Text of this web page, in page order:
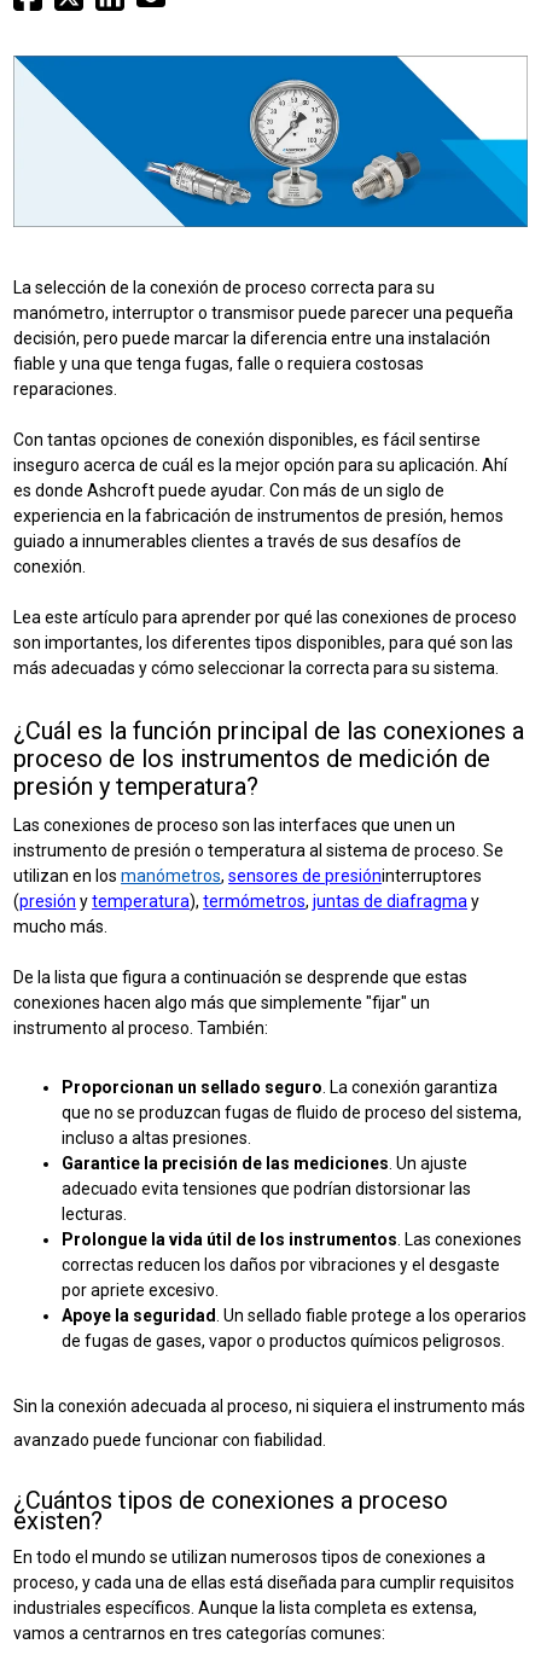
Solicitar presupuesto
La selección de la conexión de proceso correcta para su
manómetro, interruptor o transmisor puede parecer una pequeña
decisión, pero puede marcar la diferencia entre una instalación
fiable y una que tenga fugas, falle o requiera costosas
reparaciones.
Con tantas opciones de conexión disponibles, es fácil sentirse
inseguro acerca de cuál es la mejor opción para su aplicación. Ahí
es donde Ashcroft puede ayudar. Con más de un siglo de
experiencia en la fabricación de instrumentos de presión, hemos
guiado a innumerables clientes a través de sus desafíos de
conexión.
Lea este artículo para aprender por qué las conexiones de proceso
son importantes, los diferentes tipos disponibles, para qué son las
más adecuadas y cómo seleccionar la correcta para su sistema.
¿Cuál es la función principal de las conexiones a
proceso de los instrumentos de medición de
presión y temperatura?
Las conexiones de proceso son las interfaces que unen un
instrumento de presión o temperatura al sistema de proceso. Se
utilizan en losmanómetros,sensores de presióninterruptores
(presión ytemperatura),termómetros,juntas de diafragma y
mucho más.
De la lista que figura a continuación se desprende que estas
conexiones hacen algo más que simplemente "fijar" un
instrumento al proceso. También:
Proporcionan un sellado seguro . La conexión garantiza
que no se produzcan fugas de fluido de proceso del sistema,
incluso a altas presiones.
Garantice la precisión de las mediciones . Un ajuste
adecuado evita tensiones que podrían distorsionar las
lecturas.
Prolongue la vida útil de los instrumentos . Las conexiones
correctas reducen los daños por vibraciones y el desgaste
por apriete excesivo.
Apoye la seguridad . Un sellado fiable protege a los operarios
de fugas de gases, vapor o productos químicos peligrosos.
Sin la conexión adecuada al proceso, ni siquiera el instrumento más
avanzado puede funcionar con fiabilidad.
¿Cuántos tipos de conexiones a proceso
existen?
En todo el mundo se utilizan numerosos tipos de conexiones a
proceso, y cada una de ellas está diseñada para cumplir requisitos
industriales específicos. Aunque la lista completa es extensa,
vamos a centrarnos en tres categorías comunes: